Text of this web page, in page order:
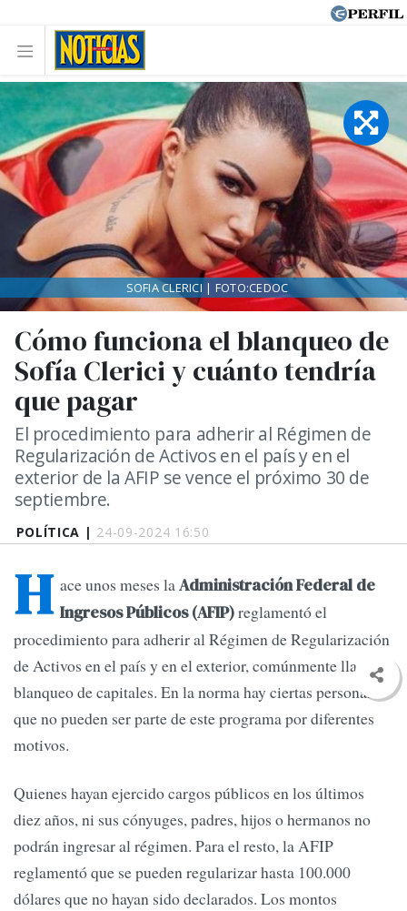
POLÍTICA | 24-09-2024 16:50
Cómo funciona el blanqueo de
Sofía Clerici y cuánto tendría
que pagar
El procedimiento para adherir al Régimen de
Regularización de Activos en el país y en el
exterior de la AFIP se vence el próximo 30 de
septiembre.
SOFIA CLERICI | FOTO:CEDOC
H ace unos meses laAdministración Federal de
Ingresos Públicos (AFIP)reglamentó el
procedimiento para adherir al Régimen de Regularización
de Activos en el país y en el exterior, comúnmente llamado
blanqueo de capitales. En la norma hay ciertas personas
que no pueden ser parte de este programa por diferentes
motivos.
Quienes hayan ejercido cargos públicos en los últimos
diez años, ni sus cónyuges, padres, hijos o hermanos no
podrán ingresar al régimen. Para el resto, la AFIP
reglamentó que se pueden regularizar hasta 100.000
dólares que no hayan sido declarados. Los montos